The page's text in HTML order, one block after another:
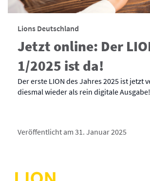
Lions Deutschland
Jetzt online: Der
1/2025 ist da!
Der erste LION des Jahres 2025 ist jetzt
diesmal wieder als rein digitale Ausgabe!
Veröffentlicht am 31. Januar 2025